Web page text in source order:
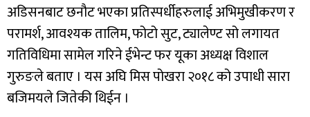
अडिसनबाट छनौट भएका प्रतिस्पर्धीहरुलाई अभिमुखीकरण र
परामर्श, आवश्यक तालिम, फोटो सुट, ट्यालेण्ट सो लगायत
गतिविधिमा सामेल गरिने ईभेन्ट फर यूका अध्यक्ष विशाल
गुरुङले बताए । यस अघि मिस पोखरा २०१८ को उपाधी सारा
बजिमयले जितेकी थिईन ।